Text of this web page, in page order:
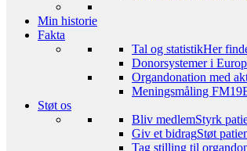
Min historie
Fakta
Tal og statistikHer
Donorsystemer i
Organdonation med
Meningsmåling FM19
Støt os
Bliv medlemStyrk
Giv et bidragStøt
Tag stilling til